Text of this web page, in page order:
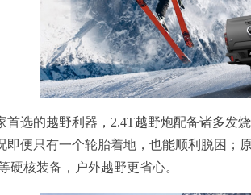
首选的越野利器，2.4T越野炮配备诸多发
即便只有一个轮胎着地，也能顺利脱困；
硬核装备，户外越野更省心。